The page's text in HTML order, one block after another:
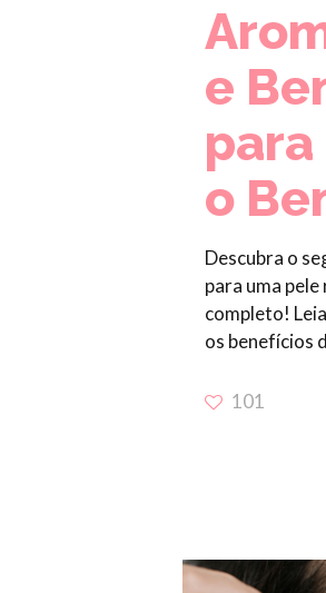
e
para
o
Descubra o
para uma
completo!
os benefícios
101